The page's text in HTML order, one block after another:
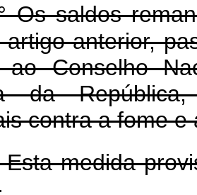
Os saldos
anterior,
ao Conselho
da
contra a fome e
Esta medida